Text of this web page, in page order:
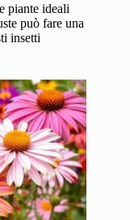
piante ideali
può fare una
insetti